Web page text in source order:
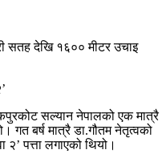
सतह देखि १६०० मीटर उचाइ
सल्यान नेपालको एक मात्रै
गत बर्ष मात्रै डा.गौतम नेतृत्वको
पत्ता लगाएको थियो।